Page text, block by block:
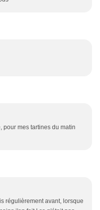
pour mes tartines du matin
régulièrement avant, lorsque